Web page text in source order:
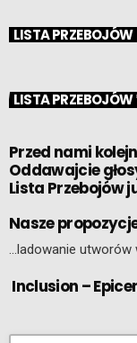
LISTA PRZEBOJÓW
LISTA
Przed nami
Oddawajcie
Lista Przebojów
Nasze
…ladowanie utworów
Inclusion –